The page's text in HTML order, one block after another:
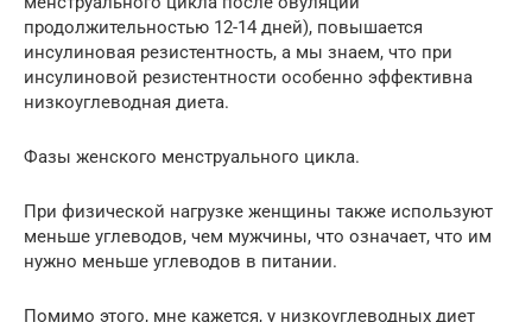
продолжительностью 12-14 дней), повышается
инсулиновая резистентность, а мы знаем, что при
инсулиновой резистентности особенно эффективна
низкоуглеводная диета.
Фазы женского менструального цикла.
При физической нагрузке женщины также используют
меньше углеводов, чем мужчины, что означает, что им
нужно меньше углеводов в питании.
Помимо этого, мне кажется, у низкоуглеводных диет